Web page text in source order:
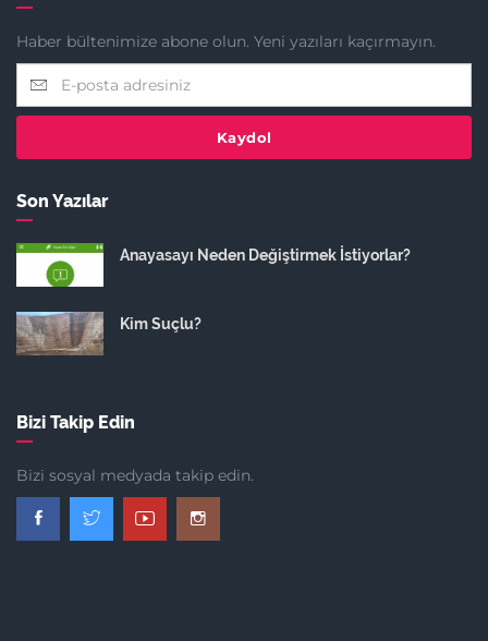
Haber bültenimize abone olun. Yeni yazıları kaçırmayın.
Kaydol
Son Yazılar
Anayasayı Neden Değiştirmek İstiyorlar?
Kim Suçlu?
Bizi Takip Edin
Bizi sosyal medyada takip edin.